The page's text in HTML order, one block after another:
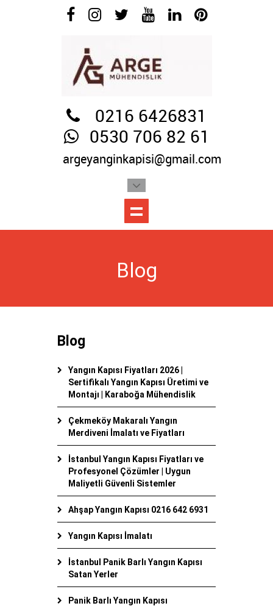
0216 6426831
0530 706 82 61
argeyanginkapisi@gmail.com
Blog
Blog
Yangın Kapısı Fiyatları 2026 |
Sertifikalı Yangın Kapısı Üretimi ve
Montajı | Karaboğa Mühendislik
Çekmeköy Makaralı Yangın
Merdiveni İmalatı ve Fiyatları
İstanbul Yangın Kapısı Fiyatları ve
Profesyonel Çözümler | Uygun
Maliyetli Güvenli Sistemler
Ahşap Yangın Kapısı 0216 642 6931
Yangın Kapısı İmalatı
İstanbul Panik Barlı Yangın Kapısı
Satan Yerler
Panik Barlı Yangın Kapısı